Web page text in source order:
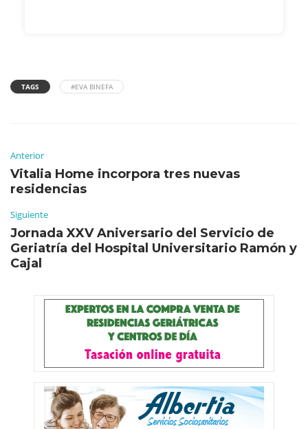
TAGS #EVA BINEFA
Anterior
Vitalia Home incorpora tres nuevas
residencias
Siguiente
Jornada XXV Aniversario del Servicio de
Geriatría del Hospital Universitario Ramón y
Cajal